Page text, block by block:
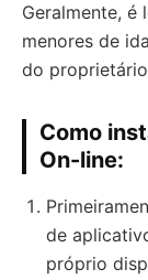
Geralmente,
menores de
do
Como
On-line:
de
próprio